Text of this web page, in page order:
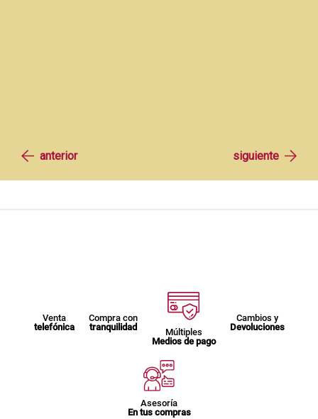
Venta
telefónica
Compra con
tranquilidad
Múltiples
Medios de pago
Cambios y
Devoluciones
Asesoría
En tus compras